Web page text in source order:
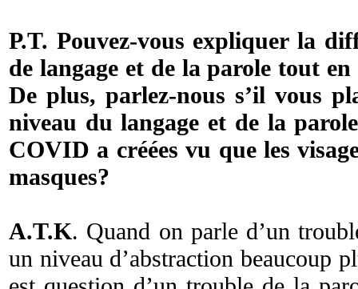
P.T. Pouvez-vous expliquer la
de langage et de la parole tout
De plus, parlez-nous s’il vous
niveau du langage et de la
COVID a créées vu que les
masques?
A.T.K. Quand on parle d’un
un niveau d’abstraction beaucoup